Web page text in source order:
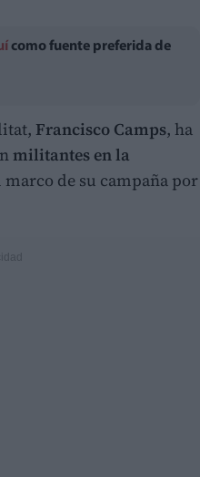
como fuente preferida de
Francisco Camps, ha
militantes en la
marco de su campaña por